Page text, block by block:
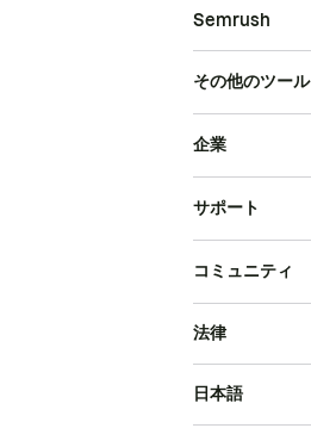
Semrush
その他のツール
企業
サポート
コミュニティ
法律
日本語